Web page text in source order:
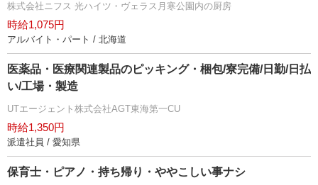
株式会社ニフス 光ハイツ・ヴェラス月寒公園内の厨房
時給1,075円
アルバイト・パート / 北海道
医薬品・医療関連製品のピッキング・梱包/寮完備/日勤/日払
い/工場・製造
UTエージェント株式会社AGT東海第一CU
時給1,350円
派遣社員 / 愛知県
保育士・ピアノ・持ち帰り・ややこしい事ナシ